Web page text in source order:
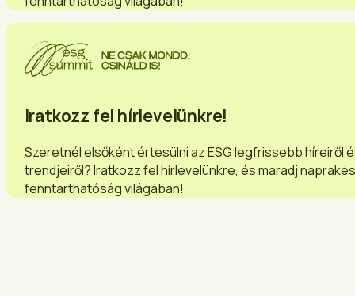
Iratkozz fel hírlevelünkre!
Szeretnél elsőként értesülni az ESG legfrissebb híreiről
trendjeiről? Iratkozz fel hírlevelünkre, és maradj
fenntarthatóság világában!